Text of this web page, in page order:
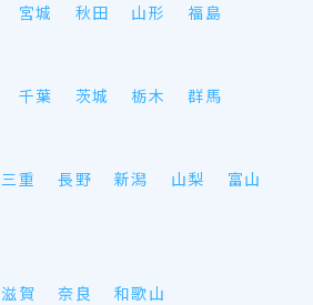
宮城 秋田 山形 福島
千葉 茨城 栃木 群馬
三重 長野 新潟 山梨
富山
滋賀 奈良 和歌山